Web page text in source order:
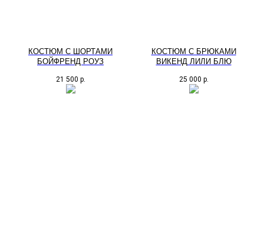
КОСТЮМ С ШОРТАМИ
БОЙФРЕНД РОУЗ
21 500 р.
КОСТЮМ С БРЮКАМИ
ВИКЕНД ЛИЛИ БЛЮ
25 000 р.